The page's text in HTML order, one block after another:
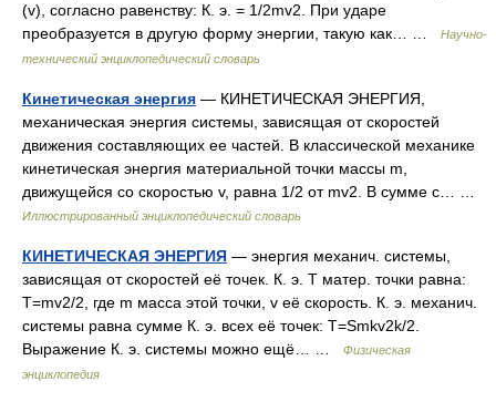
(v), согласно равенству: К. э. = 1/2mv2. При ударе
преобразуется в другую форму энергии, такую как… …
Научно-
технический энциклопедический словарь
Кинетическая энергия — КИНЕТИЧЕСКАЯ ЭНЕРГИЯ,
механическая энергия системы, зависящая от скоростей
движения составляющих ее частей. В классической механике
кинетическая энергия материальной точки массы m,
движущейся со скоростью v, равна 1/2 от mv2. В сумме с… …
Иллюстрированный энциклопедический словарь
КИНЕТИЧЕСКАЯ ЭНЕРГИЯ — энергия механич. системы,
зависящая от скоростей её точек. К. э. Т матер. точки равна:
T=mv2/2, где m масса этой точки, v её скорость. К. э. механич.
системы равна сумме К. э. всех её точек: T=Smkv2k/2.
Выражение К. э. системы можно ещё… …
Физическая
энциклопедия